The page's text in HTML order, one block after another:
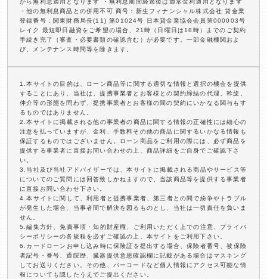
から無利息適用となります ・無利息期間経過後は通常金利適用となります
・他の無利息商品との併用不可 商号：新生フィナンシャル株式会社 貸金業
登録番号：関東財務局長(11) 第01024号 日本貸金業協会会員第000003号
レイク 最短即日融資をご希望の場合、21時（日曜日は18時）までのご契約
手続き完了（審査・必要書類の確認含む）が必要です。一部金融機関およ
び、メンテナンス時間等を除きます。
1.本サイトの目的は、ローン商品等に関する適切な情報と選択の機会を提供
することにあり、当社は、提携事業者とお客様との契約締結の代理、斡旋、
仲介等の形態を問わず、提携事業者とお客様の間の契約にいかなる関与もす
るものではありません。
2.本サイトに掲載される他の事業者の商品に関する情報の正確性には細心の
注意を払っていますが、金利、手数料その他の商品に関するいかなる情報も
保証するものではございません。ローン商品をご利用の際には、必ず商品を
提供する事業者に直接お問い合わせの上、商品詳細をご自身でご確認下さ
い。
3.当社及び当社アドバイザーでは、本サイトに掲載される商品やサービス等
についてのご質問には回答致しかねますので、当該商品等を提供する事業者
に直接お問い合わせ下さい。
4.本サイトに関して、利用者と提携事業者、第三者との間で紛争やトラブル
が発生した場合、当事者間で解決を図るものとし、当社は一切責任を負いま
せん。
5.編集方針、免責事項・知的財産権、ご利用いただく上での注意、プライバ
シーポリシーの各規程を必ずご確認の上、本サイトをご利用下さい。
6.カードローンお申し込み時に保険証を提出する場合、保険者番号、被保険
者記号・番号、通院歴、臓器提供意思確認欄に記載がある場合はマスキング
してお送りください。その他、バーコードなど個人情報にアクセス可能な情
報についても隠したうえでご提出ください。